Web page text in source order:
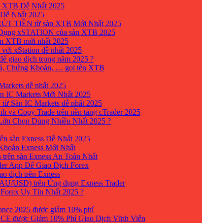
XTB Dễ Nhất 2025
Nhất 2025
TIỀN từ sàn XTB Mới Nhất 2025
xSTATION của sàn XTB 2025
XTB mới nhất 2025
xStation dễ nhất 2025
giao dịch trong năm 2025 ?
Chứng Khoán, … gọi tên XTB
dễ nhất 2025
IC Markets Mới Nhất 2025
Sàn IC Markets dễ nhất 2025
và Copy Trade trên nền tảng cTrader 2025
Chọn Dùng Nhiều Nhất 2025 ?
sàn Exness Dễ Nhất 2025
Exness Mới Nhất
sàn Exness An Toàn Nhất
App Để Giao Dịch Forex
dịch trên Exness
USD) trên Ứng dụng Exness Trader
Uy Tín Nhất 2025 ?
2025 được giảm 10% phí
được Giảm 10% Phí Giao Dịch Vĩnh Viễn